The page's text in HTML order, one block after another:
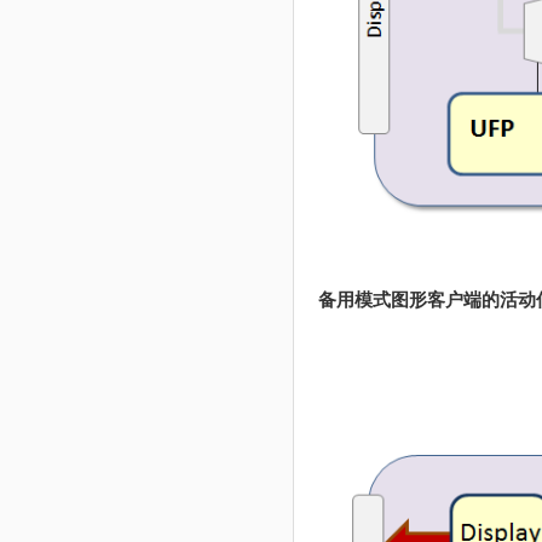
备用模式图形客户端的活动